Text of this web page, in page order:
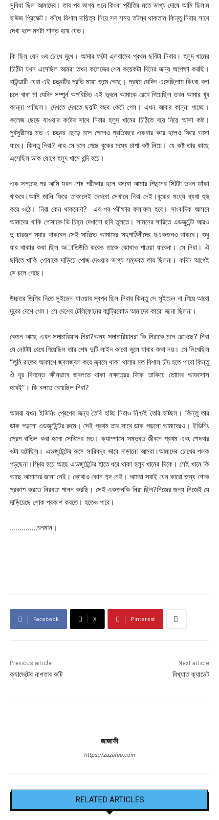
সুবিধা ছিল আমাদের। তার পর ভাগ্য গুনে কিংবা প্রীতির মতে ভাগ্য দোষে আমি ছিলাম
হাউজ প্রিফেক্ট। কাঁধে বিশাল দায়িত্ব নিয়ে সব সময় তটস্থ থাকতাম কিন্তু নিরার সাথে
দেখা হলে মনটা শান্ত হয়ে যেত।
কি ছিল যেন ওর চোখে মুখে। আমার ফটো এলবামের প্রথম ছবিটা নিরার। হলুদ খামের
চিঠিটা যখন এসেছিল আমরা তখন কলেজের শেষ কয়েকটা দিনের জন্য অপেক্ষা করছি।
বাউন্ডারী ঘেরা এই চত্ত্বটির প্রতি মায়া জন্মে গেছে। প্রথম যেদিন এসেছিলাম কিংবা বলা
চলে বাবা মা যেদিন সম্পুর্ন অপরিচিত এই ভূবনে আমাকে রেখে গিয়েছিল তখন আমার খুব
কান্না পাচ্ছিল। দেখতে দেখতে ছয়টি বছর কেটে গেল। এখন আবার কান্না পাচ্ছে।
কলেজ ছেড়ে যাওয়ার কষ্টের সাথে নিরার হলুদ খামের চিঠিতে বয়ে নিয়ে আসা কষ্ট।
পুর্বসুরীদের মত এ চত্ত্বর ছেড়ে চলে গেলেও প্রতিবছর একবার করে হলেও ফিরে আসা
যাবে। কিন্তু নিরা? নাহ সে চলে গেছে বুকের মধ্যে চাপা কষ্ট নিয়ে। যে কষ্ট তার কাছে
এসেছিল ডাক যোগে হলুদ খামে বন্দি হয়ে।
এক সপ্তাহ পর আমি যখন শেষ পরীক্ষার হলে বসবো আমার পিছনের সিটটা তখন ফাঁকা
থাকবে।আমি জানি ফিরে তাকালেই দেখবো সেখানে নিরা নেই।বুকের মধ্যে ব্যথা হুহু
করে ওঠে। নিরা কেন থাকবেনা? এর পর পরীক্ষার ফলাফল হবে। সাংবাদিক আসবে
আমাদের খাকি পোষাকে ভি চিহ্ন দেখানো ছবি তুলতে। সামনের সারিতে এডজুটেন্ট আরও
দু চারজন স্যার থাকবেন সেই সারিতে আমাদের সহপাঠিনীদের দুএকজনও থাকবে। শুধু
যার থাকার কথা ছিল অাতিউতি করেও তাকে কোথাও পাওয়া যাবেনা। সে নিরা। ঐ
ছবিতে খাকি পোষাকে দাড়িয়ে পোজ দেওয়ার ভাগ্য সম্ভবত তার ছিলনা। কদিন আগেই
সে চলে গেছে।
উচ্চতর ডিগ্রি নিতে সুইডেন যাওয়ার স্বপ্ন ছিল নিরার কিন্তু সে সুইডেন না গিয়ে আরো
দূরের দেশে গেল। সে দেশের টেলিফোনের কান্ট্রিকোড আমাদের কারো জানা ছিলনা।
কেমন আছে এখন সদাচারিয়ান নিরা?অন্য সদাচারিয়ানরা কি নিরাকে মনে রেখেছে? নিরা
যে নোটটা রেখে গিয়েছিল তার শেষ দুটি লাইন কারো ভুলে যাবার কথা নয়। সে লিখেছিল
“তুমি রাতের আকাশে জ্বলজ্বল করে জ্বলে থাকা থালার মত বিশাল চাঁদ হতে পারো কিন্তু
ঐ দূর দিগন্তে ক্ষীনভাবে জ্বলতে থাকা নক্ষত্রের দিকে তাকিয়ে তোামর আফসোস
হবেই”। কি বলতে চেয়েছিল নিরা?
আমরা যখন ইভিনিং প্রেপের জন্য তৈরি হচ্ছি নিরাও নিশ্চই তৈরি হচ্ছিল। কিন্তু তার
ডাক পড়লো এডজুটেন্টের রুমে। সেই প্রথম তার সাথে ডাক পড়লো আমাদেরও। ইভিনিং
প্রেপ বাতিল করা হলো সেদিনের মত। ক্যাম্পাসে সম্ভবত জীবনে প্রথম এবং শেষবার
ওটা ঘটেছিল। এডজুটেন্টের রুমে সারিবদ্ধ ভাবে দাড়ানো আমরা।আমাদের চোখের পলক
পড়ছেনা।স্থির হয়ে আছে এডজুটেন্টের হাতে ধরে থাকা হলুদ খামের দিকে। সেই খামে কি
আছে আমাদের জানা নেই। কোথাও কোন শব্দ নেই। আমরা সবাই যেন কারো জন্য শোক
প্রকাশ করতে নিরবতা পালন করছি। সেই একজনকি নিরা ছিল?নিজের জন্য নিজেই যে
দাড়িয়েছে শোক প্রকাশ করতে। হতেও পারে।
…………..চলমান।
Facebook X Pinterest
Previous article
ক্যাডেটের নাশতার রুটি
Next article
বিখ্যাত ক্যাডেট
জাজাফী
https://zazafee.com
RELATED ARTICLES